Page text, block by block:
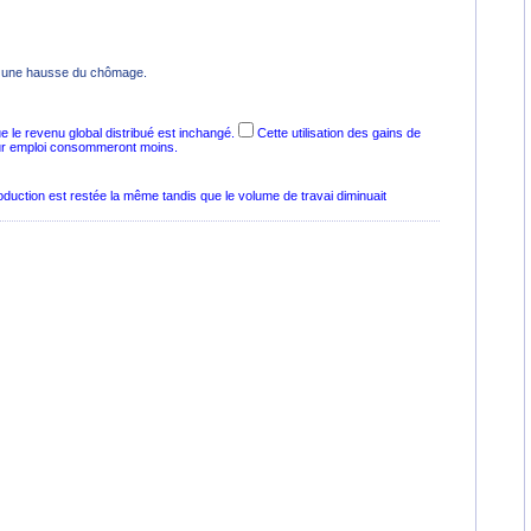
hausse du chômage.
revenu global distribué est inchangé.
Cette utilisation des gains de
consommeront moins.
est restée la même tandis que le volume de travai diminuait